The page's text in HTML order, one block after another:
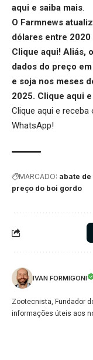
aqui e saiba mais.
O Farmnews
dólares entre
Clique aqui! Aliás,
dados do preço
e soja nos meses
2025. Clique aqui
Clique aqui e receba
WhatsApp!
MARCADO: abate
preço do boi gordo
IVAN FORMIGONI
Zootecnista, Fundador
informações úteis aos